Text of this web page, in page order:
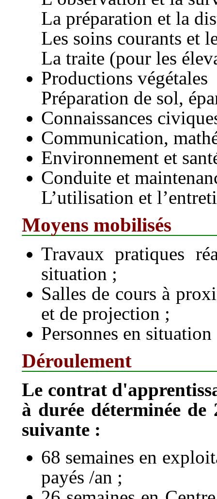
La préparation et la
Les soins courants et
La traite (pour les
Productions végétales
Préparation de sol,
Connaissances
Communication,
Environnement et
Conduite et
L’utilisation et
Moyens mobilisés
Travaux pratiques
situation ;
Salles de cours à
et de projection ;
Personnes en
Déroulement
Le contrat
à durée déterminée de
suivante :
68 semaines en
payés /an ;